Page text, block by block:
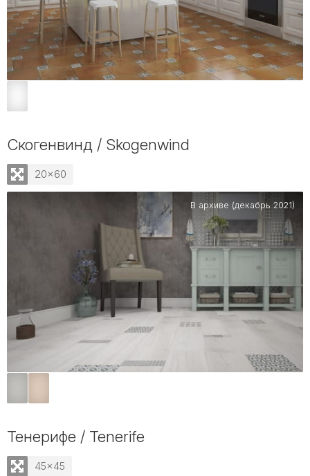
Скогенвинд / Skogenwind
20x60
В архиве (декабрь 2021)
Тенерифе / Tenerife
45x45